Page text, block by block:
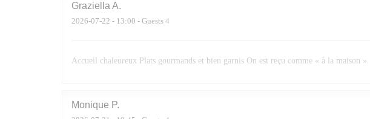
Graziella A
2026-07-22 - 13:00 - Guests 4
Accueil chaleureux Plats gourmands et bien garnis On est reçu comme « à la maison »
Monique P